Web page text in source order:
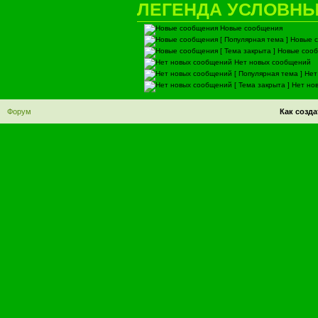
ЛЕГЕНДА
Новые сообщения
Новые
Новые
Нет новых сообщений
Нет
Форум Как